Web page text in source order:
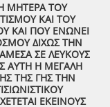
ΜΗΤΕΡΑ ΤΟΥ
ΚΑΙ ΤΟΥ
ΚΑΙ ΠΟΥ ΕΝΩΝΕΙ
ΔΙΧΩΣ ΤΗΝ
ΣΕ ΛΕΥΚΟΥΣ
ΑΥΤΗ Η ΜΕΓΑΛΗ
ΤΗΣ ΓΗΣ ΤΗΝ
ΕΚΕΙΝΟΥΣ